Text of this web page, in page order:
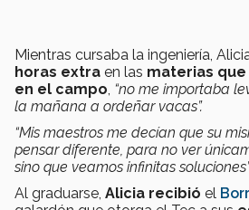
Mientras cursaba la ingeniería,
horas extra en las materias
en el campo, “no me importaba
la mañana a ordeñar vacas”.
“Mis maestros me decían que su
pensar diferente, para no ver
sino que veamos infinitas
Al graduarse, Alicia recibió el